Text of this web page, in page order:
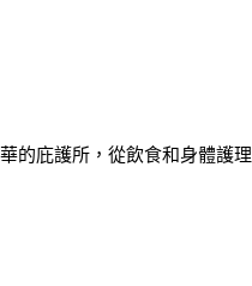
的庇護所，從飲食和身體護理